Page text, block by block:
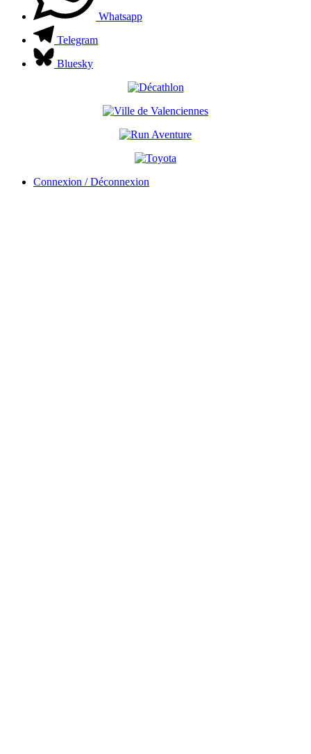
Whatsapp
Telegram
Bluesky
Connexion / Déconnexion